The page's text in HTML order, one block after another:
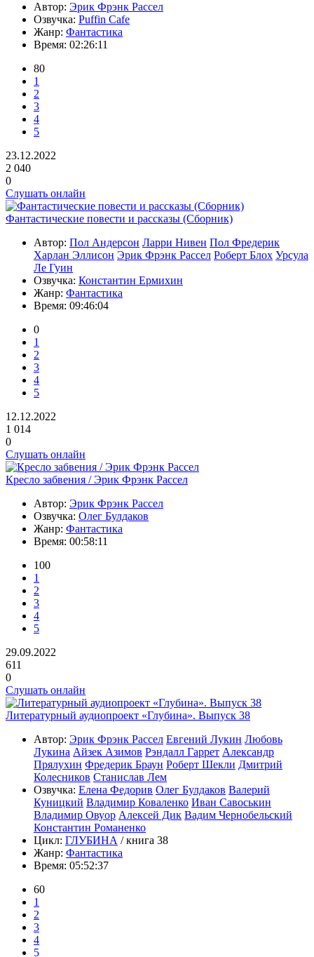
Автор: Эрик Фрэнк Рассел
Озвучка: Puffin Cafe
Жанр: Фантастика
Время: 02:26:11
80
1
2
3
4
5
23.12.2022
2 040
0
Слушать онлайн
Фантастические повести и рассказы (Сборник)
Автор: Пол Андерсон Ларри Нивен Пол Фредерик
Харлан Эллисон Эрик Фрэнк Рассел Роберт Блох Урсула
Ле Гуин
Озвучка: Константин Ермихин
Жанр: Фантастика
Время: 09:46:04
0
1
2
3
4
5
12.12.2022
1 014
0
Слушать онлайн
Кресло забвения / Эрик Фрэнк Рассел
Автор: Эрик Фрэнк Рассел
Озвучка: Олег Булдаков
Жанр: Фантастика
Время: 00:58:11
100
1
2
3
4
5
29.09.2022
611
0
Слушать онлайн
Литературный аудиопроект «Глубина». Выпуск 38
Автор: Эрик Фрэнк Рассел Евгений Лукин Любовь
Лукина Айзек Азимов Рэндалл Гаррет Александр
Прялухин Фредерик Браун Роберт Шекли Дмитрий
Колесников Станислав Лем
Озвучка: Елена Федорив Олег Булдаков Валерий
Куницкий Владимир Коваленко Иван Савоськин
Владимир Овуор Алексей Дик Вадим Чернобельский
Константин Романенко
Цикл: ГЛУБИНА / книга 38
Жанр: Фантастика
Время: 05:52:37
60
1
2
3
4
5